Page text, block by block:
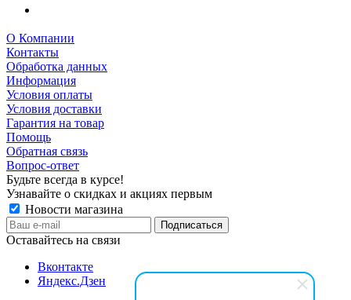
О Компании
Контакты
Обработка данных
Информация
Условия оплаты
Условия доставки
Гарантия на товар
Помощь
Обратная связь
Вопрос-ответ
Будьте всегда в курсе!
Узнавайте о скидках и акциях первым
Новости магазина
Оставайтесь на связи
Вконтакте
Яндекс.Дзен